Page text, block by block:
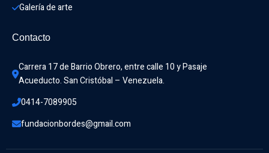
Galería de arte
Contacto
Carrera 17 de Barrio Obrero, entre calle 10 y Pasaje
Acueducto. San Cristóbal – Venezuela.
0414-7089905
fundacionbordes@gmail.com